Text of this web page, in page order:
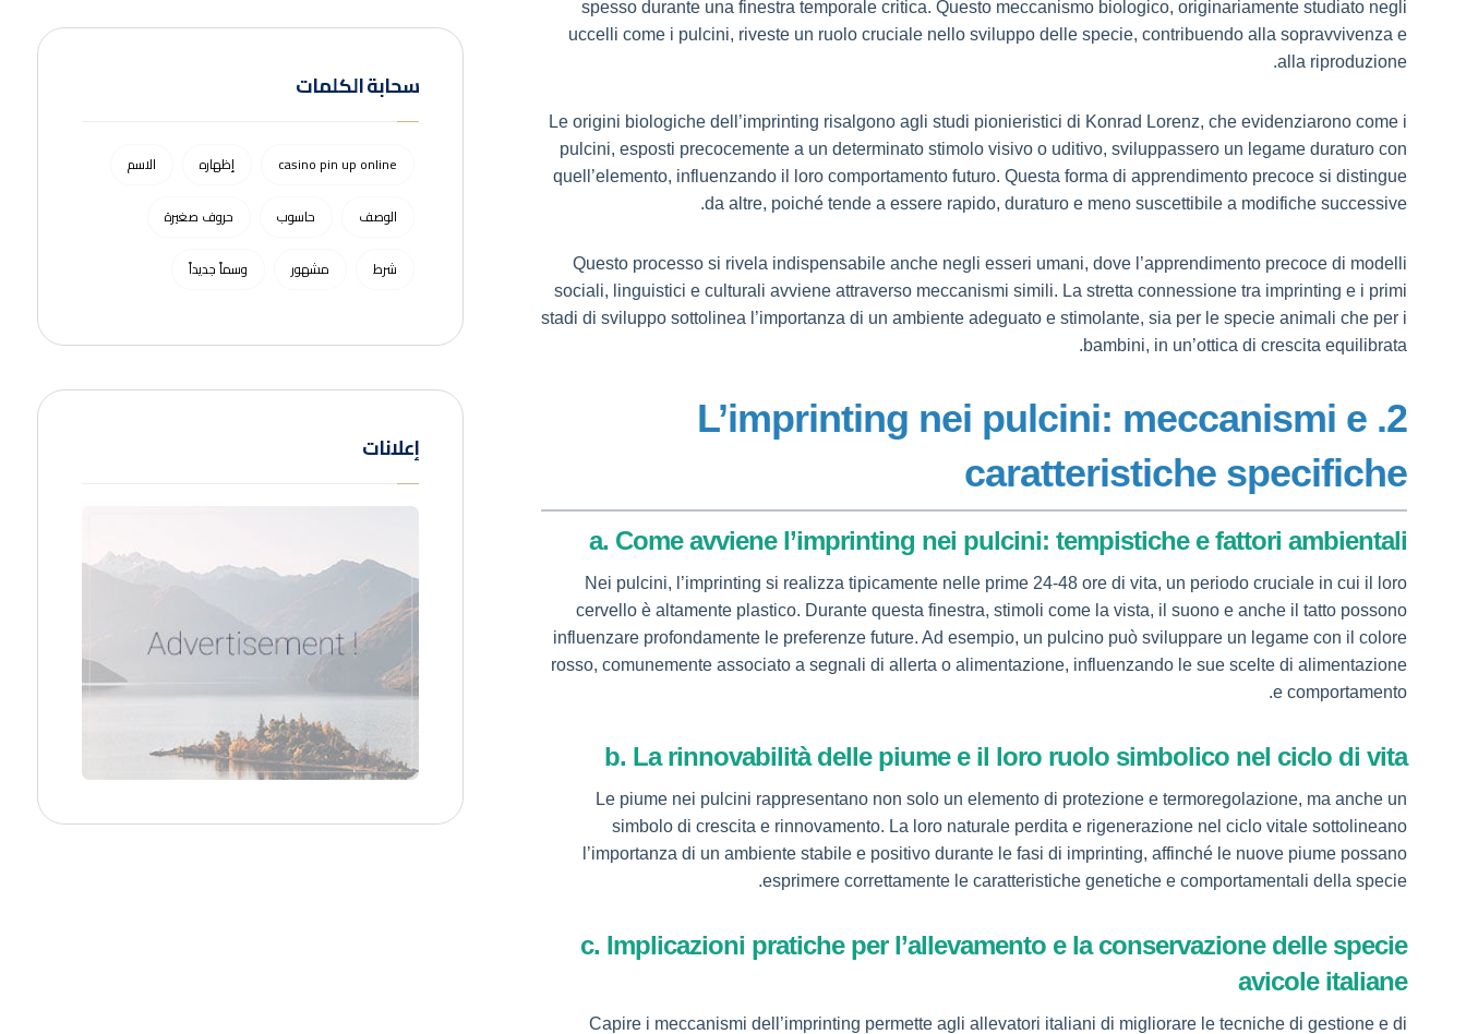
spesso durante una finestra temporale critica. Questo meccanismo biologico, originariamente studiato negli
uccelli come i pulcini, riveste un ruolo cruciale nello sviluppo delle specie, contribuendo alla sopravvivenza e
alla riproduzione.
Le origini biologiche dell’imprinting risalgono agli studi pionieristici di Konrad Lorenz, che evidenziarono come i
pulcini, esposti precocemente a un determinato stimolo visivo o uditivo, sviluppassero un legame duraturo con
quell’elemento, influenzando il loro comportamento futuro. Questa forma di apprendimento precoce si distingue
da altre, poiché tende a essere rapido, duraturo e meno suscettibile a modifiche successive.
Questo processo si rivela indispensabile anche negli esseri umani, dove l’apprendimento precoce di modelli
sociali, linguistici e culturali avviene attraverso meccanismi simili. La stretta connessione tra imprinting e i primi
stadi di sviluppo sottolinea l’importanza di un ambiente adeguato e stimolante, sia per le specie animali che per i
bambini, in un’ottica di crescita equilibrata.
2. L’imprinting nei pulcini: meccanismi e
caratteristiche specifiche
a. Come avviene l’imprinting nei pulcini: tempistiche e fattori ambientali
Nei pulcini, l’imprinting si realizza tipicamente nelle prime 24-48 ore di vita, un periodo cruciale in cui il loro
cervello è altamente plastico. Durante questa finestra, stimoli come la vista, il suono e anche il tatto possono
influenzare profondamente le preferenze future. Ad esempio, un pulcino può sviluppare un legame con il colore
rosso, comunemente associato a segnali di allerta o alimentazione, influenzando le sue scelte di alimentazione
e comportamento.
b. La rinnovabilità delle piume e il loro ruolo simbolico nel ciclo di vita
Le piume nei pulcini rappresentano non solo un elemento di protezione e termoregolazione, ma anche un
simbolo di crescita e rinnovamento. La loro naturale perdita e rigenerazione nel ciclo vitale sottolineano
l’importanza di un ambiente stabile e positivo durante le fasi di imprinting, affinché le nuove piume possano
esprimere correttamente le caratteristiche genetiche e comportamentali della specie.
c. Implicazioni pratiche per l’allevamento e la conservazione delle specie
avicole italiane
Capire i meccanismi dell’imprinting permette agli allevatori italiani di migliorare le tecniche di gestione e di
سحابة الكلمات
casino pin up online إظهاره الاسم
الوصف حاسوب حروف صغيرة
شرط مشهور وسماً جديداً
إعلانات